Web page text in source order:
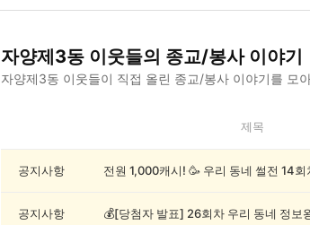
자양제3동 이웃들의 종교/봉사이야기
자양제3동 이웃들이 직접 올린 종교/봉사 이야기를 모
제
교/
제목
공지사항
공지사항